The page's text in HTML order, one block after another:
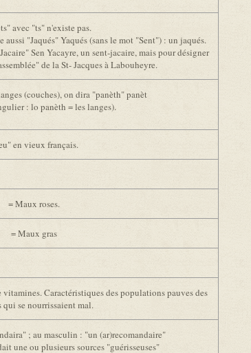
avec "ts" n'existe pas.
aussi "Jaqués" Yaqués (sans le mot "Sent") : un jaqués.
Sen Yacayre, un sent-jacaire, mais pour désigner
de la St- Jacques à Labouheyre.
(couches), on dira "panèth" panèt
: lo panèth = les langes).
en vieux français.
= Maux roses.
= Maux gras
Caractéristiques des populations pauves des
qui se nourrissaient mal.
; au masculin : "un (ar)recomandaire"
une ou plusieurs sources "guérisseuses"